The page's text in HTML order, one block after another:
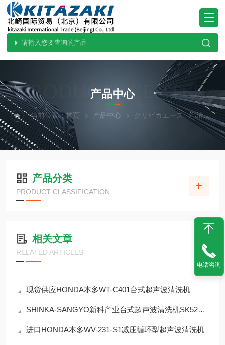
PRODUCTS CENTER
产品中心
当前位置：首页 产品中心 クリピカエース 清洗机
产品分类
PRODUCT CLASSIFICATION
相关文章
RELATED ARTICLES
现货供应HONDA本多WT-C401台式超声波清洗机
SHINKA-SANGYO新科产业台式超声波清洗机SK5200HP
进口HONDA本多WV-231-S1减压循环型超声波清洗机
电话咨询